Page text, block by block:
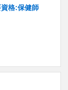
資格:保健師